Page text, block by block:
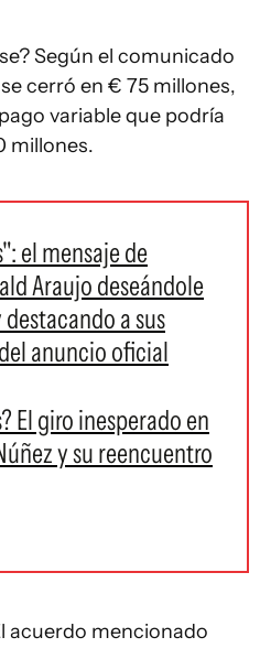
Según el comunicado
cerró en € 75 millones,
variable que podría
millones.
el mensaje de
Araujo deseándole
a sus
anuncio oficial
El giro inesperado en
y su reencuentro
acuerdo mencionado